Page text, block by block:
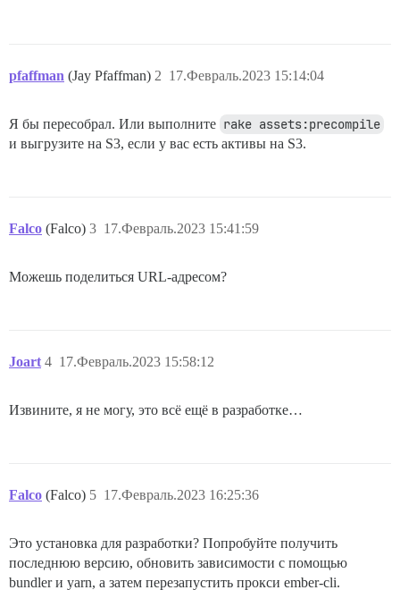
pfaffman (Jay Pfaffman) 17.Февраль.2023 15:14:04
2
Я бы пересобрал. Или выполните rake assets:precompile
и выгрузите на S3, если у вас есть активы на S3.
Falco (Falco) 17.Февраль.2023 15:41:59
3
Можешь поделиться URL-адресом?
Joart 17.Февраль.2023 15:58:12
4
Извините, я не могу, это всё ещё в разработке…
Falco (Falco) 17.Февраль.2023 16:25:36
5
Это установка для разработки? Попробуйте получить
последнюю версию, обновить зависимости с помощью
bundler и yarn, а затем перезапустить прокси ember-cli.